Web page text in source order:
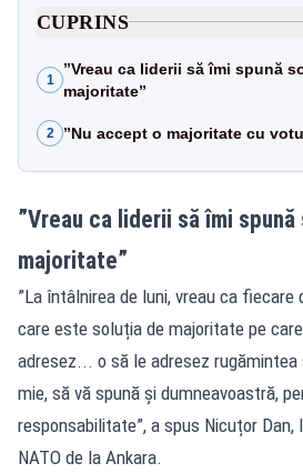
CUPRINS
1
”Vreau ca liderii să îmi spună
majoritate”
2 ”Nu accept o majoritate cu
”Vreau ca liderii să îmi
majoritate”
”La întâlnirea de luni, vreau ca fiecare
care este soluția de majoritate pe
adresez... o să le adresez rugămintea
mie, să vă spună și dumneavoastră,
responsabilitate”, a spus Nicuțor
NATO de la Ankara.